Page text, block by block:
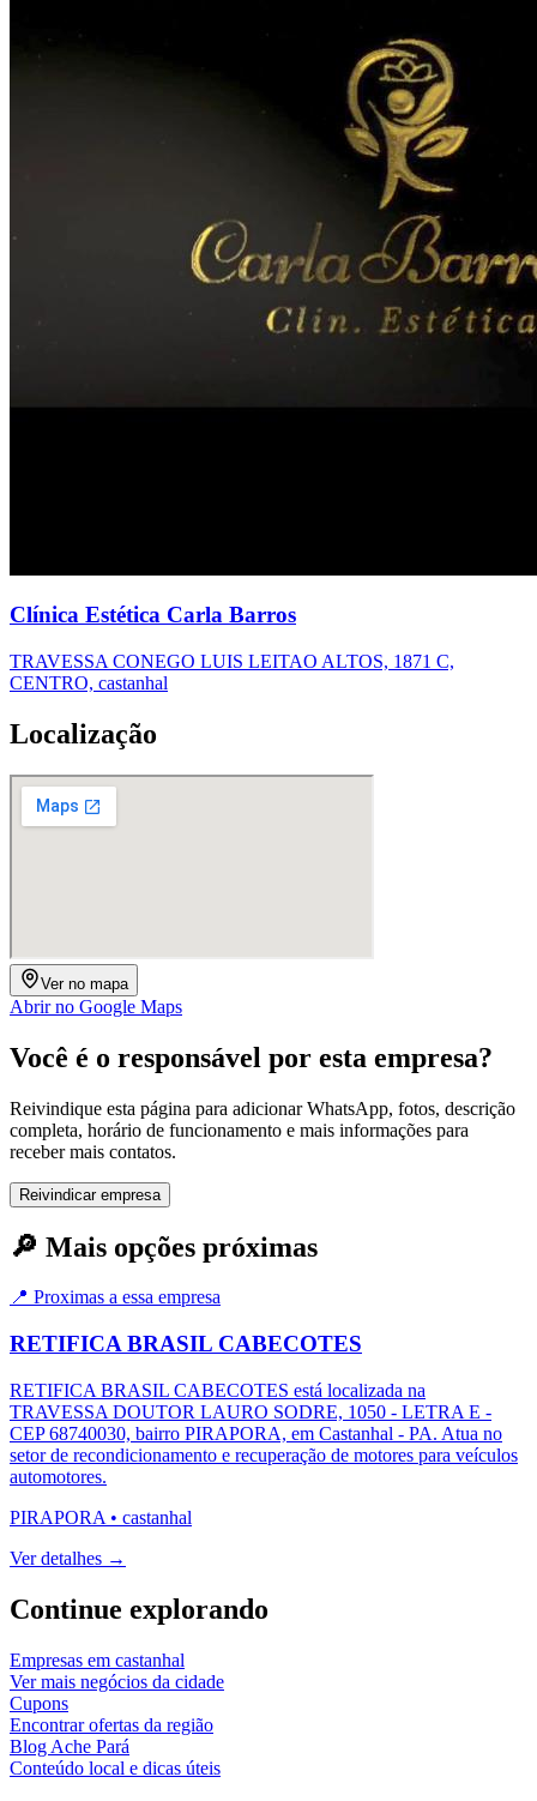
Clínica Estética Carla Barros
TRAVESSA CONEGO LUIS LEITAO ALTOS, 1871 C,
CENTRO, castanhal
Localização
Ver no mapa
Abrir no Google Maps
Você é o responsável por esta empresa?
Reivindique esta página para adicionar WhatsApp, fotos, descrição
completa, horário de funcionamento e mais informações para
receber mais contatos.
Reivindicar empresa
🔎 Mais opções próximas
📍 Proximas a essa empresa
RETIFICA BRASIL CABECOTES
RETIFICA BRASIL CABECOTES está localizada na
TRAVESSA DOUTOR LAURO SODRE, 1050 - LETRA E -
CEP 68740030, bairro PIRAPORA, em Castanhal - PA. Atua no
setor de recondicionamento e recuperação de motores para veículos
automotores.
PIRAPORA • castanhal
Ver detalhes →
Continue explorando
Empresas em castanhal
Ver mais negócios da cidade
Cupons
Encontrar ofertas da região
Blog Ache Pará
Conteúdo local e dicas úteis